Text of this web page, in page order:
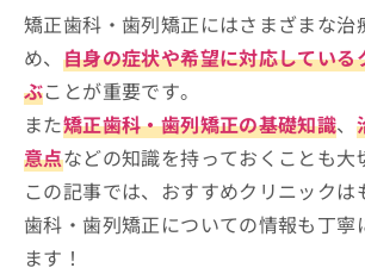
Mファミリー歯科・矯正歯科クリ
西日暮里歯科クリニック
ふかい歯科・矯正歯科クリニック
オリオン歯科アトラスブランズタ
ニック
メグミ歯科クリニック
こうへい歯科クリニック
矯正歯科・歯列矯正にはさまざまな治
め、 自身の症状や希望に対応している
ぶことが重要です。
また矯正歯科・歯列矯正の基礎知識、
意点などの知識を持っておくことも大
この記事では、おすすめクリニックは
歯科・歯列矯正についての情報も丁寧
ます！
載
情
報
の
修
正
は
こ
ち
ら
充
の
お
申
し
込
み
は
ち
ら